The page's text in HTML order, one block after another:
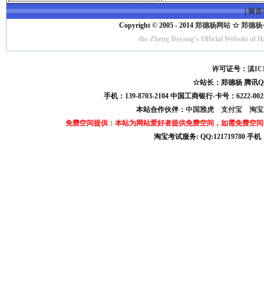
|留言
Copyright © 2005 - 2014 郑德杨网站 ☆ 郑德杨
the Zheng Deyang’s Official Website
许可证号：滇
☆站长：郑德杨 腾讯
手机：139-8703-2104 中国工商银行-卡号：6222-
本站合作伙伴： 中国雅虎 支付宝
淘
免费空间提供：本站为网站爱好者提供免费空间，如需免费空
淘宝考试服务: QQ:121719780 手